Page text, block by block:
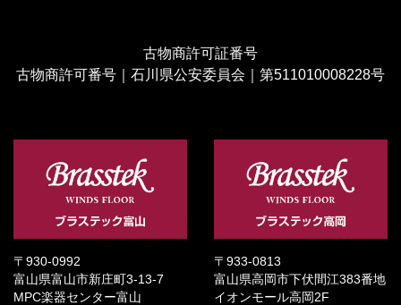
古物商許可証番号
古物商許可番号｜石川県公安委員会｜第511010008228号
〒930-0992
富山県富山市新庄町3-13-7
MPC楽器センター富山
〒933-0813
富山県高岡市下伏間江383番地
イオンモール高岡2F